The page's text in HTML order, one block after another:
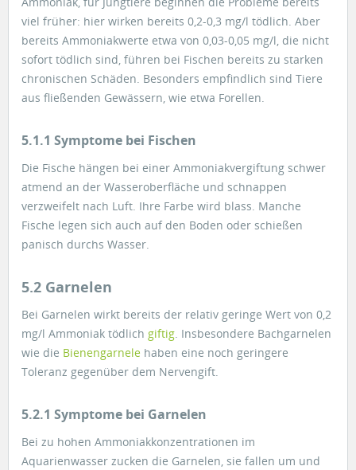
viel früher: hier wirken bereits 0,2-0,3 mg/l tödlich. Aber
bereits Ammoniakwerte etwa von 0,03-0,05 mg/l, die nicht
sofort tödlich sind, führen bei Fischen bereits zu starken
chronischen Schäden. Besonders empfindlich sind Tiere
aus fließenden Gewässern, wie etwa Forellen.
5.1.1 Symptome bei Fischen
Die Fische hängen bei einer Ammoniakvergiftung schwer
atmend an der Wasseroberfläche und schnappen
verzweifelt nach Luft. Ihre Farbe wird blass. Manche
Fische legen sich auch auf den Boden oder schießen
panisch durchs Wasser.
5.2 Garnelen
Bei Garnelen wirkt bereits der relativ geringe Wert von 0,2
mg/l Ammoniak tödlich giftig. Insbesondere Bachgarnelen
wie die Bienengarnele haben eine noch geringere
Toleranz gegenüber dem Nervengift.
5.2.1 Symptome bei Garnelen
Bei zu hohen Ammoniakkonzentrationen im
Aquarienwasser zucken die Garnelen, sie fallen um und